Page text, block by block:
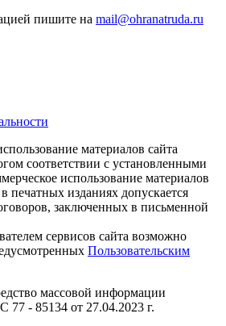
пишите на mail@ohranatruda.ru
материалов сайта
соответствии с установленными
использование материалов
печатных изданиях допускается
заключенных в письменной
сервисов сайта возможно
Пользовательским
массовой информации
- 85134 от 27.04.2023 г.